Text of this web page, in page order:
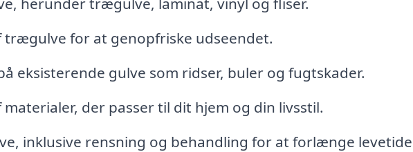
trægulve for at genopfriske udseendet.
eksisterende gulve som ridser, buler og fugtskader.
der passer til dit hjem og din livsstil.
inklusive rensning og behandling for at forlænge